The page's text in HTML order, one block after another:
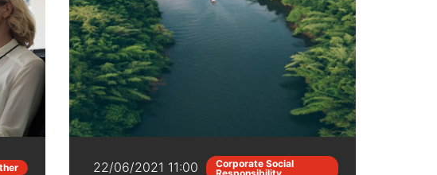
22/06/2021 11:00
Corporate Social